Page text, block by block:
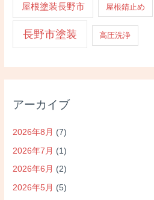
屋根塗装長野市 屋根錆止め
長野市塗装 高圧洗浄
アーカイブ
2026年8月 (7)
2026年7月 (1)
2026年6月 (2)
2026年5月 (5)